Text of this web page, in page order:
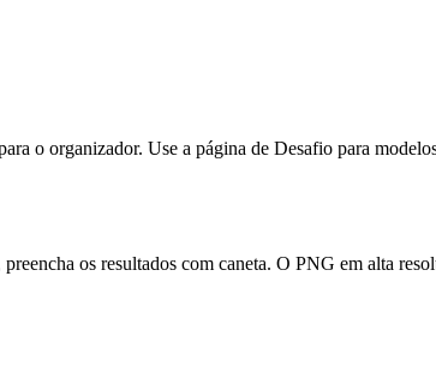
o organizador. Use a página de Desafio para
os resultados com caneta. O PNG em alta